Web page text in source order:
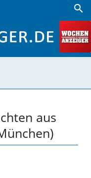
search
aus